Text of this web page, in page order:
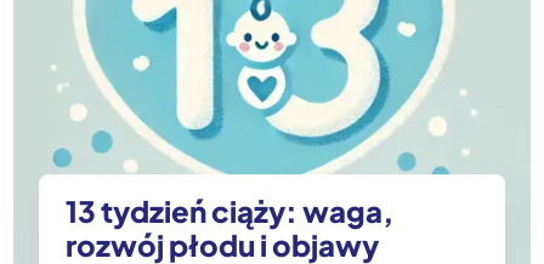
13 tydzień ciąży: waga,
rozwój płodu i objawy